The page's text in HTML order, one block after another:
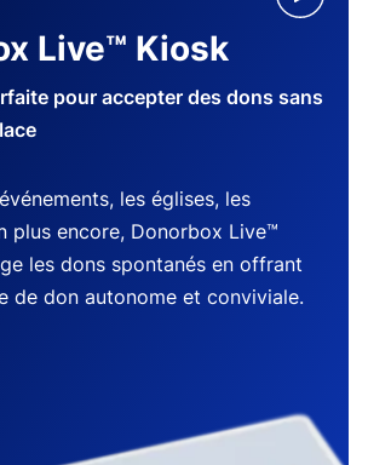
Live™ Kiosk
pour accepter des dons sans
les églises, les
plus encore, Donorbox Live™
les dons spontanés en offrant
de don autonome et conviviale.